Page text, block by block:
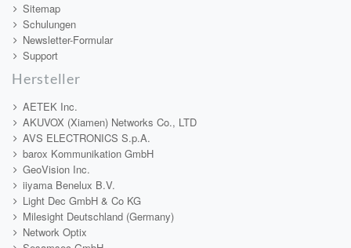
Sitemap
Schulungen
Newsletter-Formular
Support
Hersteller
AETEK Inc.
AKUVOX (Xiamen) Networks Co., LTD
AVS ELECTRONICS S.p.A.
barox Kommunikation GmbH
GeoVision Inc.
iiyama Benelux B.V.
Light Dec GmbH & Co KG
Milesight Deutschland (Germany)
Network Optix